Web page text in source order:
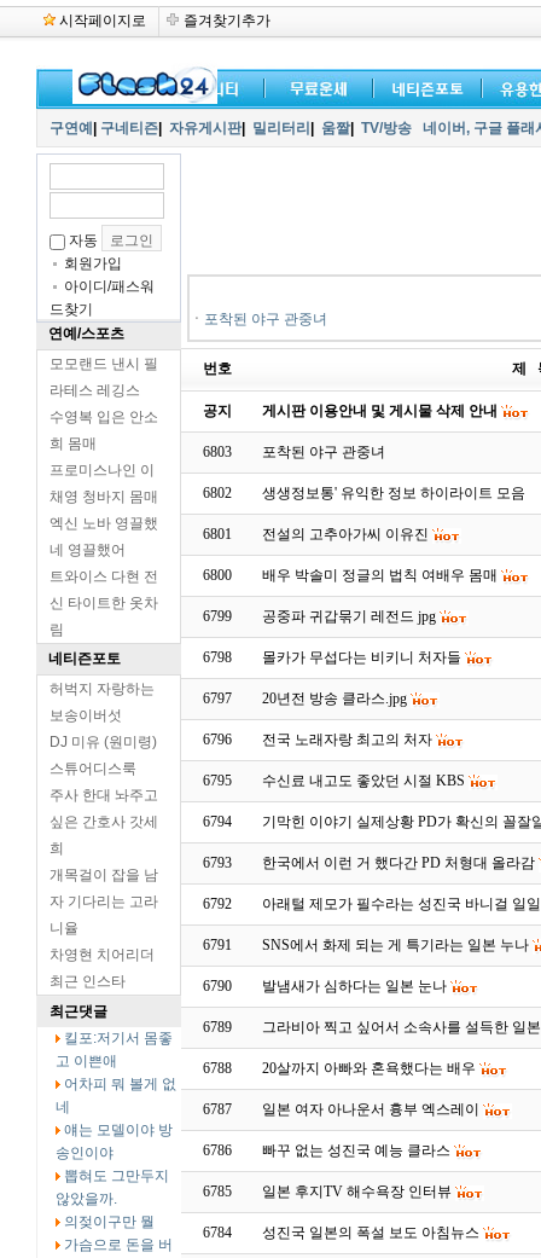
시작페이지로 즐겨찾기추가
구연예 구네티즌 자유게시판| 밀리터리 움짤| TV/방송 네이버, 구글 플
자동
회원가입
아이디/패스워
드찾기
연예/스포츠
모모랜드 낸시 필
라테스 레깅스
수영복 입은 안소
희 몸매
프로미스나인 이
채영 청바지 몸매
엑신 노바 영끌했
네 영끌했어
트와이스 다현 전
신 타이트한 옷차
림
네티즌포토
허벅지 자랑하는
보송이버섯
DJ 미유 (원미령)
스튜어디스룩
주사 한대 놔주고
싶은 간호사 갓세
희
개목걸이 잡을 남
자 기다리는 고라
니율
차영현 치어리더
최근 인스타
최근댓글
킬포:저기서 몸좋
고 이쁜애
어차피 뭐 볼게 없
네
얘는 모델이야 방
송인이야
뽑혀도 그만두지
않았을까.
의젖이구만 뭘
가슴으로 돈을 버
ㆍ 포착된 야구 관중녀
번호 제
공지 게시판 이용안내 및 게시물 삭제 안내
6803 포착된 야구 관중녀
6802 생생정보통' 유익한 정보 하이라이트 모음
6801 전설의 고추아가씨 이유진
6800 배우 박솔미 정글의 법칙 여배우 몸매
6799 공중파 귀갑묶기 레전드 jpg
6798 몰카가 무섭다는 비키니 처자들
6797 20년전 방송 클라스.jpg
6796 전국 노래자랑 최고의 처자
6795 수신료 내고도 좋았던 시절 KBS
6794 기막힌 이야기 실제상황 PD가 확신의 꼴잘
6793 한국에서 이런 거 했다간 PD 처형대 올라감
6792 아래털 제모가 필수라는 성진국 바니걸 일
6791 SNS에서 화제 되는 게 특기라는 일본 누나
6790 발냄새가 심하다는 일본 눈나
6789 그라비아 찍고 싶어서 소속사를 설득한 일
6788 20살까지 아빠와 혼욕했다는 배우
6787 일본 여자 아나운서 흉부 엑스레이
6786 빠꾸 없는 성진국 예능 클라스
6785 일본 후지TV 해수욕장 인터뷰
6784 성진국 일본의 폭설 보도 아침뉴스